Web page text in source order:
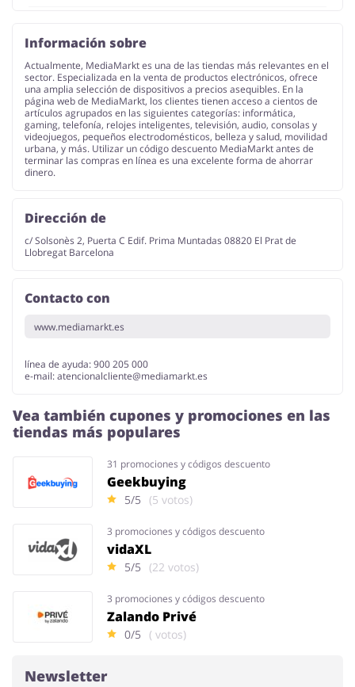
Información sobre
Actualmente, MediaMarkt es una de las tiendas más relevantes en el
sector. Especializada en la venta de productos electrónicos, ofrece
una amplia selección de dispositivos a precios asequibles. En la
página web de MediaMarkt, los clientes tienen acceso a cientos de
artículos agrupados en las siguientes categorías: informática,
gaming, telefonía, relojes inteligentes, televisión, audio, consolas y
videojuegos, pequeños electrodomésticos, belleza y salud, movilidad
urbana, y más. Utilizar un código descuento MediaMarkt antes de
terminar las compras en línea es una excelente forma de ahorrar
dinero.
Dirección de
c/ Solsonès 2, Puerta C Edif. Prima Muntadas 08820 El Prat de
Llobregat Barcelona
Contacto con
www.mediamarkt.es
línea de ayuda: 900 205 000
e-mail:atencionalcliente@mediamarkt.es
Vea también cupones y promociones en las
tiendas más populares
31 promociones y códigos descuento
Geekbuying
5/5 (5 votos)
3 promociones y códigos descuento
vidaXL
5/5 (22 votos)
3 promociones y códigos descuento
Zalando Privé
0/5 ( votos)
Newsletter